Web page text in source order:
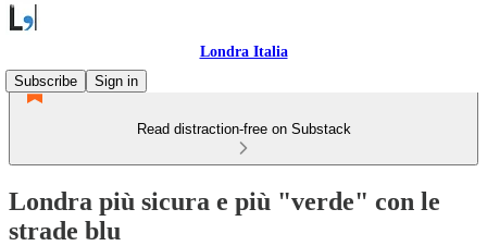
Londra Italia
Subscribe
Sign in
Read distraction-free on Substack
Londra più sicura e più "verde" con le
strade blu